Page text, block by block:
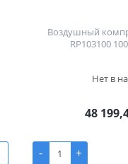
Воздушный
RP103100
Нет в
48
- +